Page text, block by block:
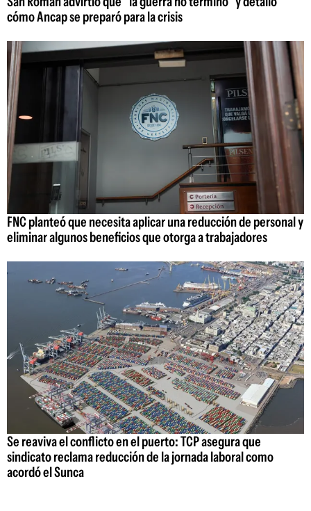
cómo Ancap se preparó para la crisis
FNC planteó que necesita aplicar una reducción de personal y
eliminar algunos beneficios que otorga a trabajadores
Se reaviva el conflicto en el puerto: TCP asegura que
sindicato reclama reducción de la jornada laboral como
acordó el Sunca